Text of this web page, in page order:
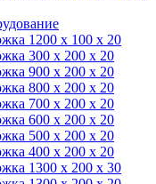
1200 x 100 x 20
300 x 200 x 20
900 x 200 x 20
800 x 200 x 20
700 x 200 x 20
600 x 200 x 20
500 x 200 x 20
400 x 200 x 20
1300 x 200 x 30